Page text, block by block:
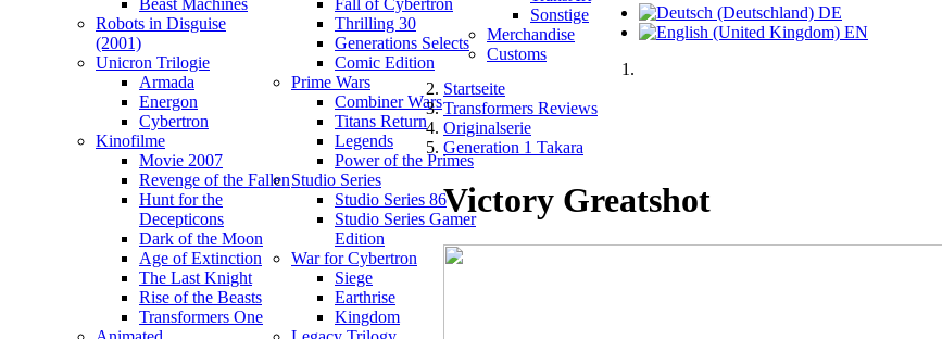
Beast Machines
Robots in Disguise
(2001)
Unicron Trilogie
Armada
Energon
Cybertron
Kinofilme
Movie 2007
Revenge of the Fallen
Hunt for the
Decepticons
Dark of the Moon
Age of Extinction
The Last Knight
Rise of the Beasts
Transformers One
Fall of Cybertron
Thrilling 30
Generations Selects
Comic Edition
Prime Wars
Combiner Wars
Titans Return
Legends
Power of the Primes
Studio Series
Studio Series 86
Studio Series Gamer
Edition
War for Cybertron
Siege
Earthrise
Kingdom
Sonstige
Merchandise
Customs
DE
EN
Startseite
Transformers Reviews
Originalserie
Generation 1 Takara
Victory Greatshot